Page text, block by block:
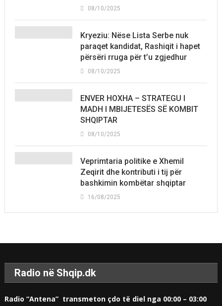
08/10/2025
Kryeziu: Nëse Lista Serbe nuk
paraqet kandidat, Rashiqit i hapet
përsëri rruga për t’u zgjedhur
08/10/2025
ENVER HOXHA – STRATEGU I
MADH I MBIJETESËS SË KOMBIT
SHQIPTAR
08/10/2025
Veprimtaria politike e Xhemil
Zeqirit dhe kontributi i tij për
bashkimin kombëtar shqiptar
16/08/2025
Radio në Shqip.dk
Radio “Antena” transmeton çdo të diel nga 00:00 – 03:00